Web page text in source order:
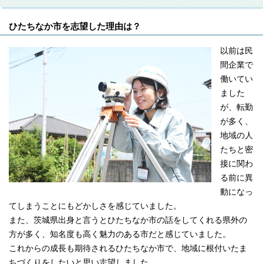
ひたちなか市を志望した理由は？
以前は民
間企業で
働いてい
ました
が、転勤
が多く、
地域の人
たちと密
接に関わ
る前に異
動になっ
てしまうことにもどかしさを感じていました。
また、茨城県出身と言うとひたちなか市の話をしてくれる県外の
方が多く、知名度も高く魅力のある市だと感じていました。
これからの成長も期待されるひたちなか市で、地域に根付いたま